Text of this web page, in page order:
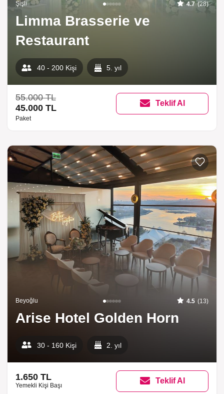
Şişli 4.7 (28)
Limma Brasserie ve
Restaurant
40 - 200 Kişi 5. yıl
55.000 TL
45.000 TL
Paket
Teklif Al
Beyoğlu 4.5 (13)
Arise Hotel Golden Horn
30 - 160 Kişi 2. yıl
1.650 TL
Yemekli Kişi Başı
Teklif Al